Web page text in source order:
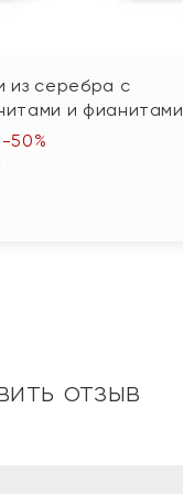
из серебра с
и фианитами
-50%
отзыв